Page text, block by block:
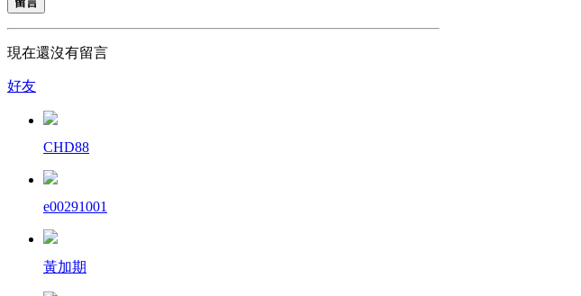
現在還沒有留言
好友
CHD88
e00291001
黃加期